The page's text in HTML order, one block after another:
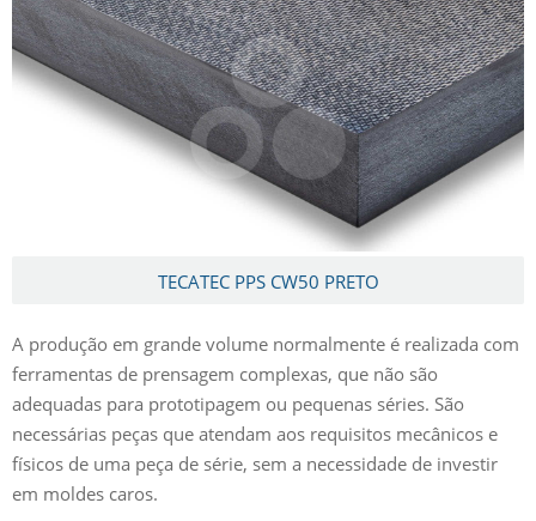
TECATEC PPS CW50 PRETO
A produção em grande volume normalmente é realizada com
ferramentas de prensagem complexas, que não são
adequadas para prototipagem ou pequenas séries. São
necessárias peças que atendam aos requisitos mecânicos e
físicos de uma peça de série, sem a necessidade de investir
em moldes caros.